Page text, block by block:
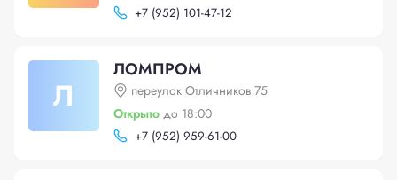
+7 (952) 101-47-12
Л
ЛОМПРОМ
переулок Отличников 75
Открыто до 18:00
+7 (952) 959-61-00